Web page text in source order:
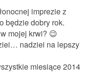
imprezie z
będzie dobry rok.
mojej krwi? 😉
nadziei na lepszy
miesiące 2014